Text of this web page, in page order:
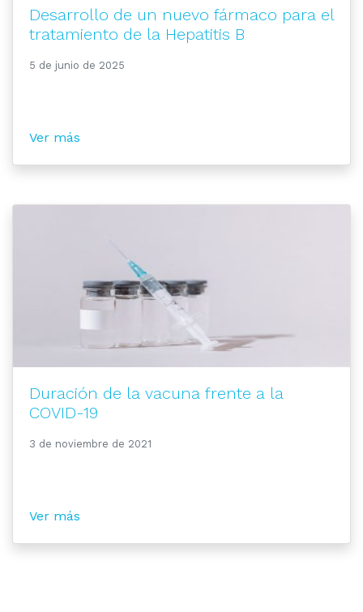
Desarrollo de un nuevo fármaco para el
tratamiento de la Hepatitis B
5 de junio de 2025
Ver más
Duración de la vacuna frente a la
COVID-19
3 de noviembre de 2021
Ver más